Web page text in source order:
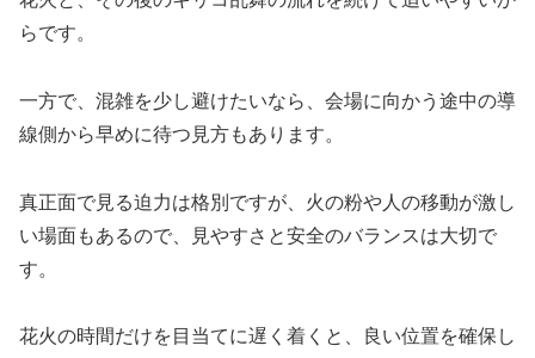
らです。
一方で、混雑を少し避けたいなら、会場に向かう途中の導
線側から早めに待つ見方もあります。
真正面で見る迫力は格別ですが、火の粉や人の移動が激し
い場面もあるので、見やすさと安全のバランスは大切で
す。
花火の時間だけを目当てに遅く着くと、良い位置を確保し